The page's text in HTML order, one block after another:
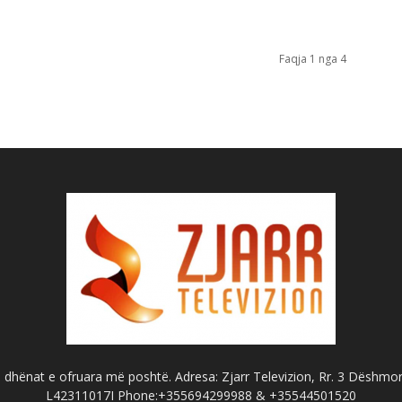
Faqja 1 nga 4
e ofruara më poshtë. Adresa: Zjarr Televizion, Rr. 3
L42311017I Phone:+355694299988 & +35544501520